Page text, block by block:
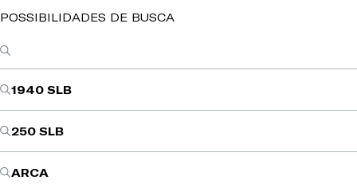
POSSIBILIDADES DE BUSCA
1940 SLB
250 SLB
ARCA